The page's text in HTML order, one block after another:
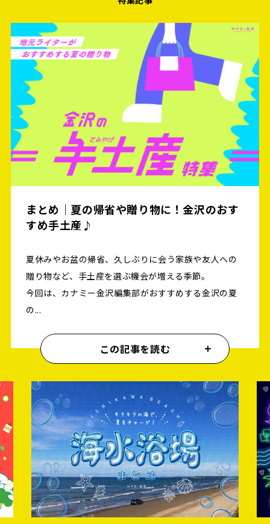
まとめ｜夏の帰省や贈り物に！金沢のおす
すめ手土産♪
夏休みやお盆の帰省、久しぶりに会う家族や友人への
贈り物など、手土産を選ぶ機会が増える季節。
今回は、カナミー金沢編集部がおすすめする金沢の夏
の...
この記事を読む